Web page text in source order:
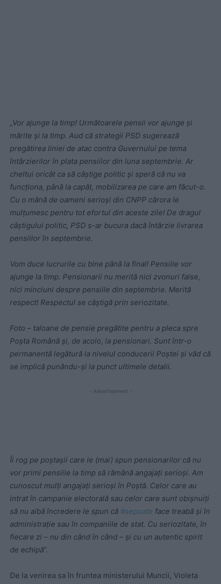
„Vor ajunge la timp! Următoarele pensii vor ajunge și
mărite și la timp. Aud că strategii PSD sugerează
pregătirea liniei de atac contra Guvernului pe tema
întârzierilor în plata pensiilor din luna septembrie. Ar
cheltui oricât ca să câștige politic și speră că nu va
funcționa, până la capăt, mobilizarea pe care am făcut-o.
Cu o mână de oameni serioși din CNPP cărora le
mulțumesc pentru tot efortul din aceste zile! De dragul
câștigului politic, PSD s-ar bucura dacă întârzie livrarea
pensiilor în septembrie.
Vom duce lucrurile cu bine până la final! Pensiile vor
ajunge la timp. Pensionarii nu merită nici zvonuri false,
nici minciuni despre pensiile din septembrie. Merită
respect! Respectul se câștigă prin seriozitate.
Foto – taloane de pensie pregătite pentru a pleca spre
Poșta Română și, de acolo, la pensionari. Sunt într-o
permanentă legătură la nivelul conducerii Poștei și văd că
se implică punându-și la punct ultimele detalii.
- Advertisement -
Îi rog pe poștașii care le (mai) spun pensionarilor că nu
vor primi pensiile la timp să rămână angajați serioși. Am
cunoscut mulți angajați serioși în Poștă. Celor care au
intrat în campanie electorală sau celor care sunt obișnuiți
să nu aibă încredere le spun că #sepoate face treabă și în
administrație sau în companiile de stat. Cu seriozitate, în
fiecare zi – nu din când în când – și cu un autentic spirit
de echipă“.
De la venirea sa în fruntea ministerului Muncii, Violeta